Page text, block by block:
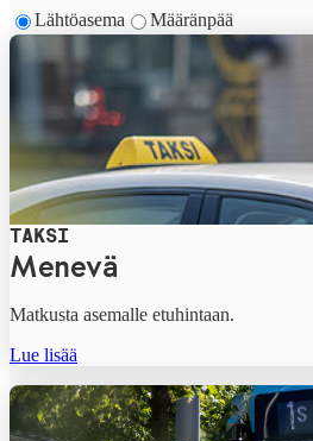
Lähtöasema Määränpää
TAKSI
Menevä
Matkusta asemalle etuhintaan.
Lue lisää